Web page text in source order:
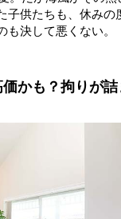
子供たちも、休み
決して悪くない。
かも？拘りが